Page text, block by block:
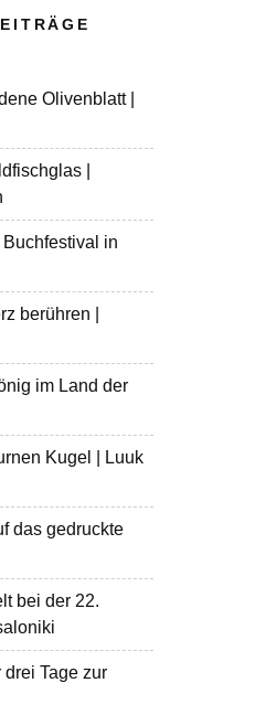
Olivenblatt |
|
in
berühren |
im Land der
Kugel | Luuk
das gedruckte
bei der 22.
Tage zur